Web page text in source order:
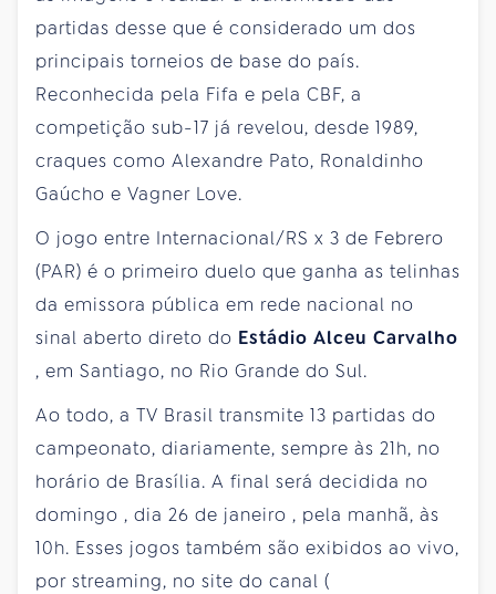
partidas desse que é considerado um dos
principais torneios de base do país.
Reconhecida pela Fifa e pela CBF, a
competição sub-17 já revelou, desde 1989,
craques como Alexandre Pato, Ronaldinho
Gaúcho e Vagner Love.
O jogo entre Internacional/RS x 3 de Febrero
(PAR) é o primeiro duelo que ganha as telinhas
da emissora pública em rede nacional no
sinal aberto direto do Estádio Alceu Carvalho
, em Santiago, no Rio Grande do Sul.
Ao todo, a TV Brasil transmite 13 partidas do
campeonato, diariamente, sempre às 21h, no
horário de Brasília. A final será decidida no
domingo , dia 26 de janeiro , pela manhã, às
10h. Esses jogos também são exibidos ao vivo,
por streaming, no site do canal (